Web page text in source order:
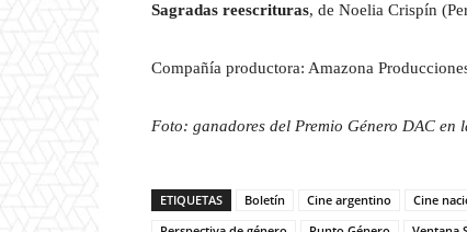
Sagradas reescrituras, de Noelia Crispín
Compañía productora: Amazona
Foto: ganadores del Premio Género DAC en
ETIQUETAS Boletín Cine argentino Cine